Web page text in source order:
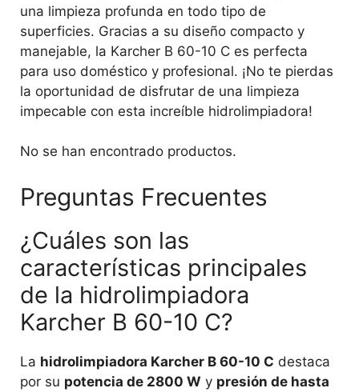
una limpieza profunda en todo tipo de
superficies. Gracias a su diseño compacto y
manejable, la Karcher B 60-10 C es perfecta
para uso doméstico y profesional. ¡No te pierdas
la oportunidad de disfrutar de una limpieza
impecable con esta increíble hidrolimpiadora!
No se han encontrado productos.
Preguntas Frecuentes
¿Cuáles son las
características principales
de la hidrolimpiadora
Karcher B 60-10 C?
La hidrolimpiadora Karcher B 60-10 C destaca
por su potencia de 2800 W y presión de hasta